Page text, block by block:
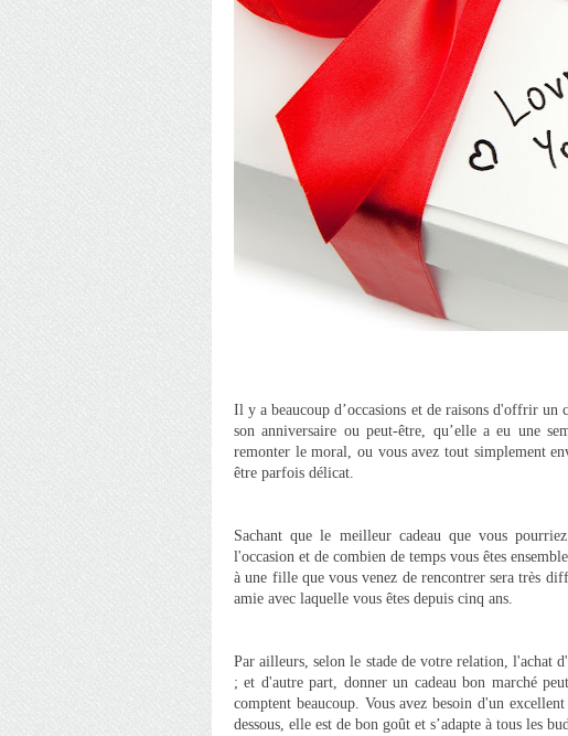
Il y a beaucoup d’occasions et de raisons d'offrir un
son anniversaire ou peut-être, qu’elle a eu une
remonter le moral, ou vous avez tout simplement
être parfois délicat.
Sachant que le meilleur cadeau que vous
l'occasion et de combien de temps vous êtes
à une fille que vous venez de rencontrer sera très
amie avec laquelle vous êtes depuis cinq ans.
Par ailleurs, selon le stade de votre relation, l'achat
; et d'autre part, donner un cadeau bon marché
comptent beaucoup. Vous avez besoin d'un
dessous, elle est de bon goût et s’adapte à tous les